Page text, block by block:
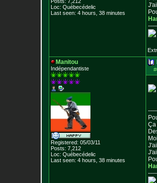
Loc: Québecédelic
Last seen: 4 hours, 38 minutes
Manitou
Indépendantiste
Registered: 05/03/11
Posts: 7,212
Loc: Québecédelic
Last seen: 4 hours, 38 minutes
Ça